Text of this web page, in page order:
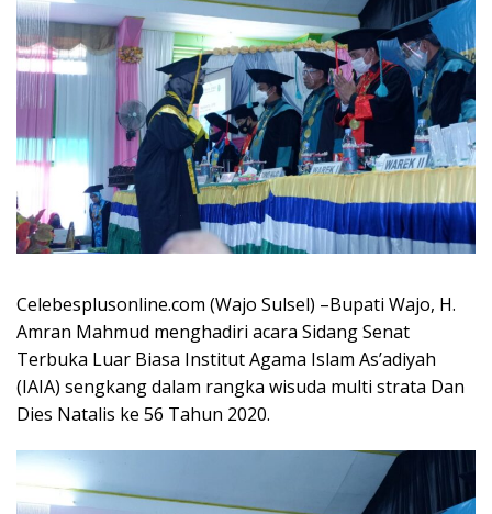
Celebesplusonline.com (Wajo Sulsel) –Bupati Wajo, H.
Amran Mahmud menghadiri acara Sidang Senat
Terbuka Luar Biasa Institut Agama Islam As’adiyah
(IAIA) sengkang dalam rangka wisuda multi strata Dan
Dies Natalis ke 56 Tahun 2020.